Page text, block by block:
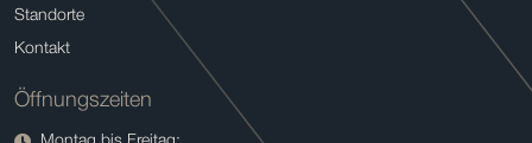
Standorte
Kontakt
Öffnungszeiten